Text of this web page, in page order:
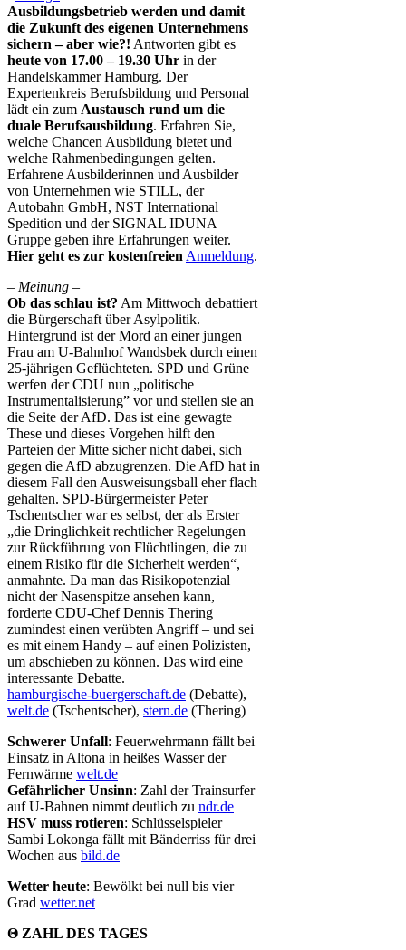
Ausbildungsbetrieb werden und damit
die Zukunft des eigenen Unternehmens
sichern – aber wie?! Antworten gibt es
heute von 17.00 – 19.30 Uhr in der
Handelskammer Hamburg. Der
Expertenkreis Berufsbildung und Personal
lädt ein zum Austausch rund um die
duale Berufsausbildung. Erfahren Sie,
welche Chancen Ausbildung bietet und
welche Rahmenbedingungen gelten.
Erfahrene Ausbilderinnen und Ausbilder
von Unternehmen wie STILL, der
Autobahn GmbH, NST International
Spedition und der SIGNAL IDUNA
Gruppe geben ihre Erfahrungen weiter.
Hier geht es zur kostenfreien Anmeldung.
– Meinung –
Ob das schlau ist? Am Mittwoch debattiert
die Bürgerschaft über Asylpolitik.
Hintergrund ist der Mord an einer jungen
Frau am U-Bahnhof Wandsbek durch einen
25-jährigen Geflüchteten. SPD und Grüne
werfen der CDU nun „politische
Instrumentalisierung” vor und stellen sie an
die Seite der AfD. Das ist eine gewagte
These und dieses Vorgehen hilft den
Parteien der Mitte sicher nicht dabei, sich
gegen die AfD abzugrenzen. Die AfD hat in
diesem Fall den Ausweisungsball eher flach
gehalten. SPD-Bürgermeister Peter
Tschentscher war es selbst, der als Erster
„die Dringlichkeit rechtlicher Regelungen
zur Rückführung von Flüchtlingen, die zu
einem Risiko für die Sicherheit werden“,
anmahnte. Da man das Risikopotenzial
nicht der Nasenspitze ansehen kann,
forderte CDU-Chef Dennis Thering
zumindest einen verübten Angriff – und sei
es mit einem Handy – auf einen Polizisten,
um abschieben zu können. Das wird eine
interessante Debatte.
hamburgische-buergerschaft.de (Debatte),
welt.de (Tschentscher), stern.de (Thering)
Schwerer Unfall: Feuerwehrmann fällt bei
Einsatz in Altona in heißes Wasser der
Fernwärme welt.de
Gefährlicher Unsinn: Zahl der Trainsurfer
auf U-Bahnen nimmt deutlich zu ndr.de
HSV muss rotieren: Schlüsselspieler
Sambi Lokonga fällt mit Bänderriss für drei
Wochen aus bild.de
Wetter heute: Bewölkt bei null bis vier
Grad wetter.net
Θ ZAHL DES TAGES